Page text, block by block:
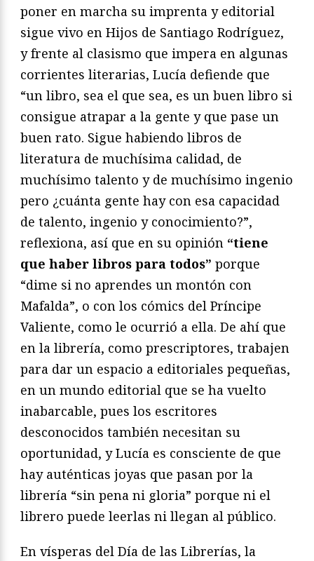
poner en marcha su imprenta y editorial
sigue vivo en Hijos de Santiago Rodríguez,
y frente al clasismo que impera en algunas
corrientes literarias, Lucía defiende que
“un libro, sea el que sea, es un buen libro si
consigue atrapar a la gente y que pase un
buen rato. Sigue habiendo libros de
literatura de muchísima calidad, de
muchísimo talento y de muchísimo ingenio
pero ¿cuánta gente hay con esa capacidad
de talento, ingenio y conocimiento?”,
reflexiona, así que en su opinión “tiene
que haber libros para todos” porque
“dime si no aprendes un montón con
Mafalda”, o con los cómics del Príncipe
Valiente, como le ocurrió a ella. De ahí que
en la librería, como prescriptores, trabajen
para dar un espacio a editoriales pequeñas,
en un mundo editorial que se ha vuelto
inabarcable, pues los escritores
desconocidos también necesitan su
oportunidad, y Lucía es consciente de que
hay auténticas joyas que pasan por la
librería “sin pena ni gloria” porque ni el
librero puede leerlas ni llegan al público.
En vísperas del Día de las Librerías, la